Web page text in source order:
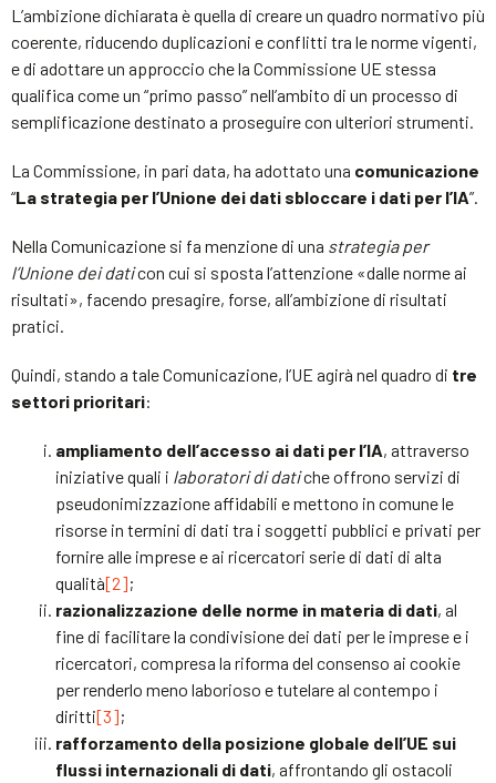
L’ambizione dichiarata è quella di creare un quadro normativo più
coerente, riducendo duplicazioni e conflitti tra le norme vigenti,
e di adottare un approccio che la Commissione UE stessa
qualifica come un “primo passo” nell’ambito di un processo di
semplificazione destinato a proseguire con ulteriori strumenti.
La Commissione, in pari data, ha adottato una comunicazione
“La strategia per l’Unione dei dati sbloccare i dati per l’IA”.
Nella Comunicazione si fa menzione di una strategia per
l’Unione dei daticon cui si sposta l’attenzione «dalle norme ai
risultati», facendo presagire, forse, all’ambizione di risultati
pratici.
Quindi, stando a tale Comunicazione, l’UE agirà nel quadro di tre
settori prioritari:
ampliamento dell’accesso ai dati per l’IA, attraverso
iniziative quali i laboratori di datiche offrono servizi di
pseudonimizzazione affidabili e mettono in comune le
risorse in termini di dati tra i soggetti pubblici e privati per
fornire alle imprese e ai ricercatori serie di dati di alta
qualità[2];
razionalizzazione delle norme in materia di dati, al
fine di facilitare la condivisione dei dati per le imprese e i
ricercatori, compresa la riforma del consenso ai cookie
per renderlo meno laborioso e tutelare al contempo i
diritti[3];
rafforzamento della posizione globale dell’UE sui
flussi internazionali di dati, affrontando gli ostacoli